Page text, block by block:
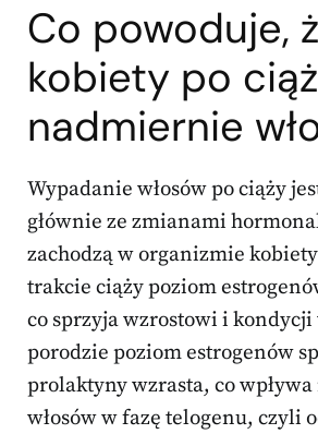
Co powoduje,
kobiety po
nadmiernie
Wypadanie włosów po ciąży
głównie ze zmianami
zachodzą w organizmie
trakcie ciąży poziom
co sprzyja wzrostowi i kondycji
porodzie poziom estrogenów
prolaktyny wzrasta, co
włosów w fazę telogenu, czyli